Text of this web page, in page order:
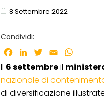
8 Settembre 2022
Condividi:
Facebook
LinkedInTwitter
Email
Il 6 settembreil
nazionale di
di diversificazione